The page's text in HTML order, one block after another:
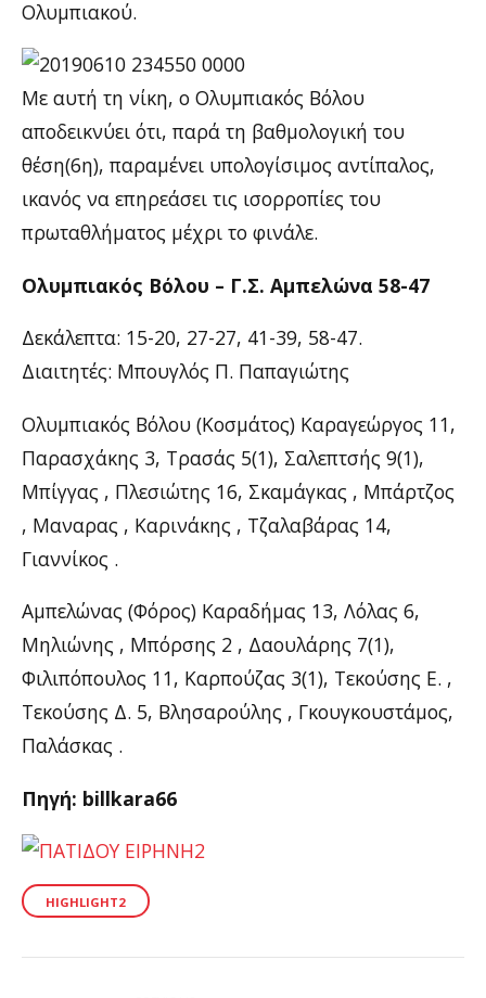
Ολυμπιακού.
Με αυτή τη νίκη, ο Ολυμπιακός Βόλου
αποδεικνύει ότι, παρά τη βαθμολογική του
θέση(6η), παραμένει υπολογίσιμος αντίπαλος,
ικανός να επηρεάσει τις ισορροπίες του
πρωταθλήματος μέχρι το φινάλε.
Ολυμπιακός Βόλου – Γ.Σ. Αμπελώνα 58-47
Δεκάλεπτα: 15-20, 27-27, 41-39, 58-47.
Διαιτητές: Μπουγλός Π. Παπαγιώτης
Ολυμπιακός Βόλου (Κοσμάτος) Καραγεώργος 11,
Παρασχάκης 3, Τρασάς 5(1), Σαλεπτσής 9(1),
Μπίγγας , Πλεσιώτης 16, Σκαμάγκας , Μπάρτζος
, Μαναρας , Καρινάκης , Τζαλαβάρας 14,
Γιαννίκος .
Αμπελώνας (Φόρος) Καραδήμας 13, Λόλας 6,
Μηλιώνης , Μπόρσης 2 , Δαουλάρης 7(1),
Φιλιπόπουλος 11, Καρπούζας 3(1), Τεκούσης Ε. ,
Τεκούσης Δ. 5, Βλησαρούλης , Γκουγκουστάμος,
Παλάσκας .
Πηγή: billkara66
HIGHLIGHT2